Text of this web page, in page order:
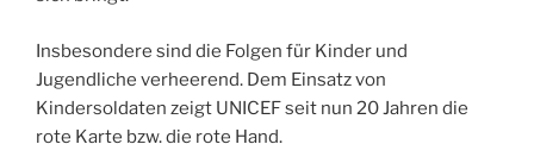
Insbesondere sind die Folgen für Kinder und
Jugendliche verheerend. Dem Einsatz von
Kindersoldaten zeigt UNICEF seit nun 20 Jahren die
rote Karte bzw. die rote Hand.